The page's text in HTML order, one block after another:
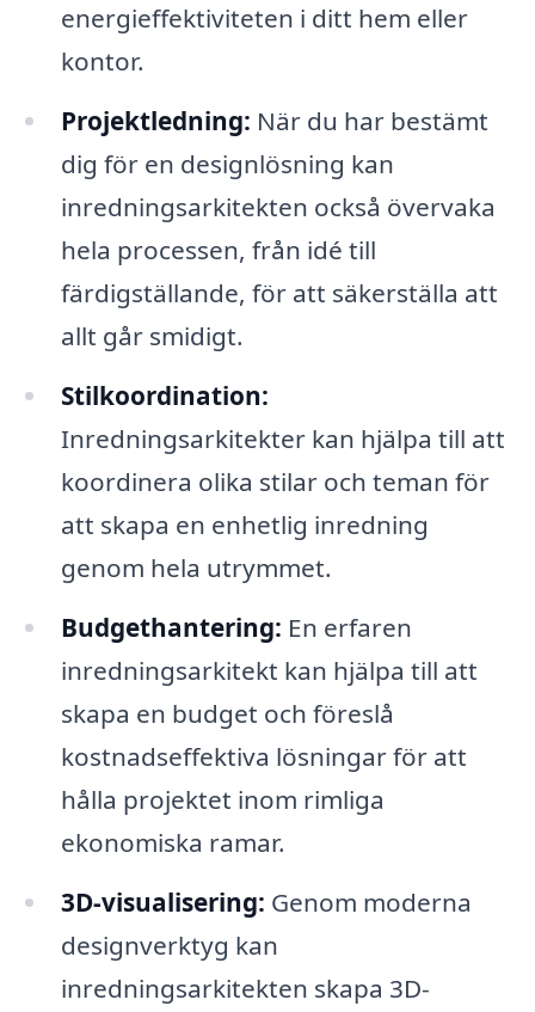
energieffektiviteten i ditt hem eller
kontor.
Projektledning: När du har bestämt
dig för en designlösning kan
inredningsarkitekten också övervaka
hela processen, från idé till
färdigställande, för att säkerställa att
allt går smidigt.
Stilkoordination:
Inredningsarkitekter kan hjälpa till att
koordinera olika stilar och teman för
att skapa en enhetlig inredning
genom hela utrymmet.
Budgethantering: En erfaren
inredningsarkitekt kan hjälpa till att
skapa en budget och föreslå
kostnadseffektiva lösningar för att
hålla projektet inom rimliga
ekonomiska ramar.
3D-visualisering: Genom moderna
designverktyg kan
inredningsarkitekten skapa 3D-